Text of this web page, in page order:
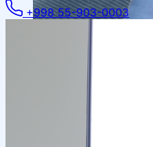
+998 55-903-0003